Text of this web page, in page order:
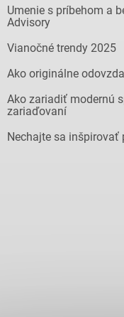
Umenie s príbehom a
Advisory
Vianočné trendy 2025
Ako originálne
Ako zariadiť modernú
zariaďovaní
Nechajte sa inšpirovať